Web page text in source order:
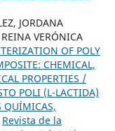
JORDANA
VERÓNICA
OF POLY
CHEMICAL,
PROPERTIES /
POLI (L-LACTIDA)
QUÍMICAS,
Revista de la